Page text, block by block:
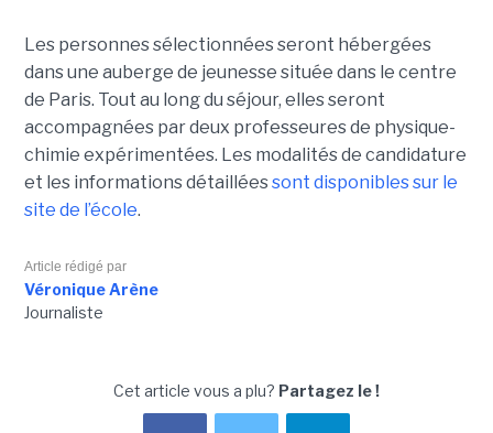
Les personnes sélectionnées seront hébergées
dans une auberge de jeunesse située dans le centre
de Paris. Tout au long du séjour, elles seront
accompagnées par deux professeures de physique-
chimie expérimentées. Les modalités de candidature
et les informations détailléessont disponibles sur le
site de l’école.
Article rédigé par
Véronique Arène
Journaliste
Cet article vous a plu? Partagez le !